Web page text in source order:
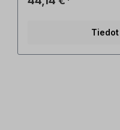
lyhentämättä akselia .
kanssa. Ei voida tilata
Tekniset muutokset
Tiedot